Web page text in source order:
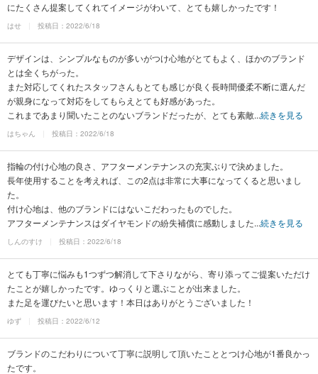
にたくさん提案してくれてイメージがわいて、とても嬉しかったです！
はせ 投稿日：2022/6/18
デザインは、シンプルなものが多いがつけ心地がとてもよく、ほかのブランド
とは全くちがった。
また対応してくれたスタッフさんもとても感じが良く長時間優柔不断に選んだ
が親身になって対応をしてもらえとても好感があった。
これまであまり聞いたことのないブランドだったが、とても素敵...続きを見る
はちゃん 投稿日：2022/6/18
指輪の付け心地の良さ、アフターメンテナンスの充実ぶりで決めました。
長年使用することを考えれば、この2点は非常に大事になってくると思いまし
た。
付け心地は、他のブランドにはないこだわったものでした。
アフターメンテナンスはダイヤモンドの紛失補償に感動しました...続きを見る
しんのすけ 投稿日：2022/6/18
とても丁寧に悩みも1つずつ解消して下さりながら、寄り添ってご提案いただけ
たことが嬉しかったです。ゆっくりと選ぶことが出来ました。
また足を運びたいと思います！本日はありがとうございました！
ゆず 投稿日：2022/6/12
ブランドのこだわりについて丁寧に説明して頂いたこととつけ心地が1番良かっ
たです。